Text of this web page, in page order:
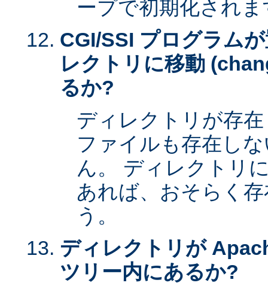
ープで初期化されま
CGI/SSI プログラム
レクトリに移動
るか?
ディレクトリが存
ファイルも存在し
ん。 ディレクトリ
あれば、おそらく
う。
ディレクトリが
ツリー内にあるか?